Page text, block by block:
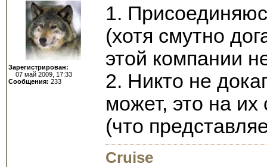
Зарегистрирован:
07 май 2009, 17:33
Сообщения: 233
1.
(хотя смутно
этой компании
2. Никто не
может, это на
(что
Cruise